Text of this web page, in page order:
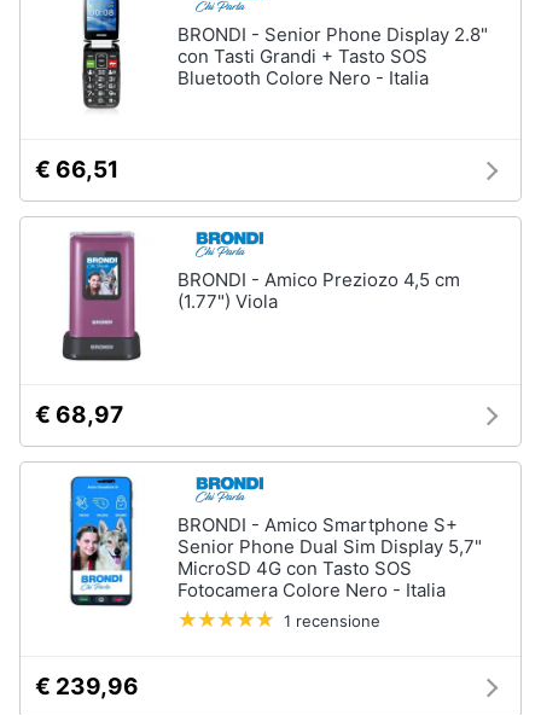
BRONDI - Senior Phone Display 2.8"
con Tasti Grandi + Tasto SOS
Bluetooth Colore Nero - Italia
€ 66,51
BRONDI - Amico Preziozo 4,5 cm
(1.77") Viola
€ 68,97
BRONDI - Amico Smartphone S+
Senior Phone Dual Sim Display 5,7"
MicroSD 4G con Tasto SOS
Fotocamera Colore Nero - Italia
1 recensione
€ 239,96